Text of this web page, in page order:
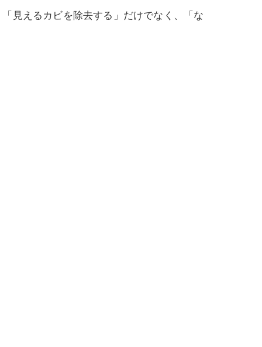
見えるカビを除去する」だけでなく、「な